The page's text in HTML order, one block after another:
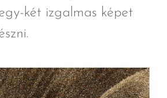
két izgalmas képet